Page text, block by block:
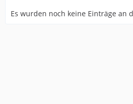
Es wurden noch keine Einträge an